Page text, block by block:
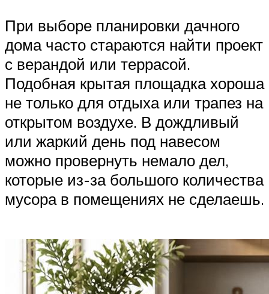
При выборе планировки дачного
дома часто стараются найти проект
с верандой или террасой.
Подобная крытая площадка хороша
не только для отдыха или трапез на
открытом воздухе. В дождливый
или жаркий день под навесом
можно провернуть немало дел,
которые из-за большого количества
мусора в помещениях не сделаешь.